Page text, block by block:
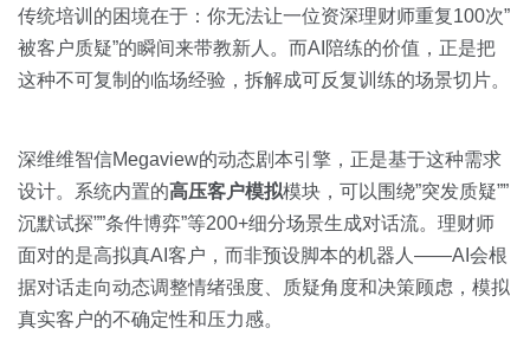
传统培训的困境在于：你无法让一位资深理财师重复100次”
被客户质疑”的瞬间来带教新人。而AI陪练的价值，正是把
这种不可复制的临场经验，拆解成可反复训练的场景切片。
深维维智信Megaview的动态剧本引擎，正是基于这种需求
设计。系统内置的高压客户模拟模块，可以围绕”突发质疑””
沉默试探””条件博弈”等200+细分场景生成对话流。理财师
面对的是高拟真AI客户，而非预设脚本的机器人——AI会根
据对话走向动态调整情绪强度、质疑角度和决策顾虑，模拟
真实客户的不确定性和压力感。